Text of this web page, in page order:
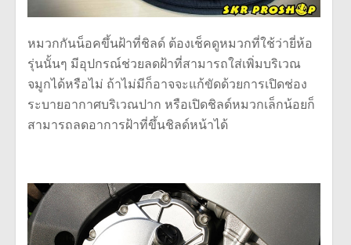
หมวกกันน็อคขึ้นฝ้าที่ชิลด์ ต้องเช็คดูหมวกที่ใช้ว่ายี่ห้อ
รุ่นนั้นๆ มีอุปกรณ์ช่วยลดฝ้าที่สามารถใส่เพิ่มบริเวณ
จมูกได้หรือไม่ ถ้าไม่มีก็อาจจะแก้ขัดด้วยการเปิดช่อง
ระบายอากาศบริเวณปาก หรือเปิดชิลด์หมวกเล็กน้อยก็
สามารถลดอาการฝ้าที่ขึ้นชิลด์หน้าได้